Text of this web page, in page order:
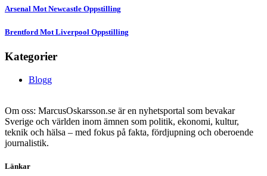
Arsenal Mot Newcastle Oppstilling
Brentford Mot Liverpool Oppstilling
Kategorier
Blogg
Om oss: MarcusOskarsson.se är en nyhetsportal som bevakar
Sverige och världen inom ämnen som politik, ekonomi, kultur,
teknik och hälsa – med fokus på fakta, fördjupning och oberoende
journalistik.
Länkar